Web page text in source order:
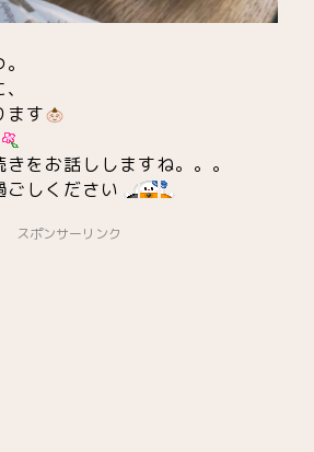
。
ます
をお話ししますね。。。
ごしください
スポンサーリンク